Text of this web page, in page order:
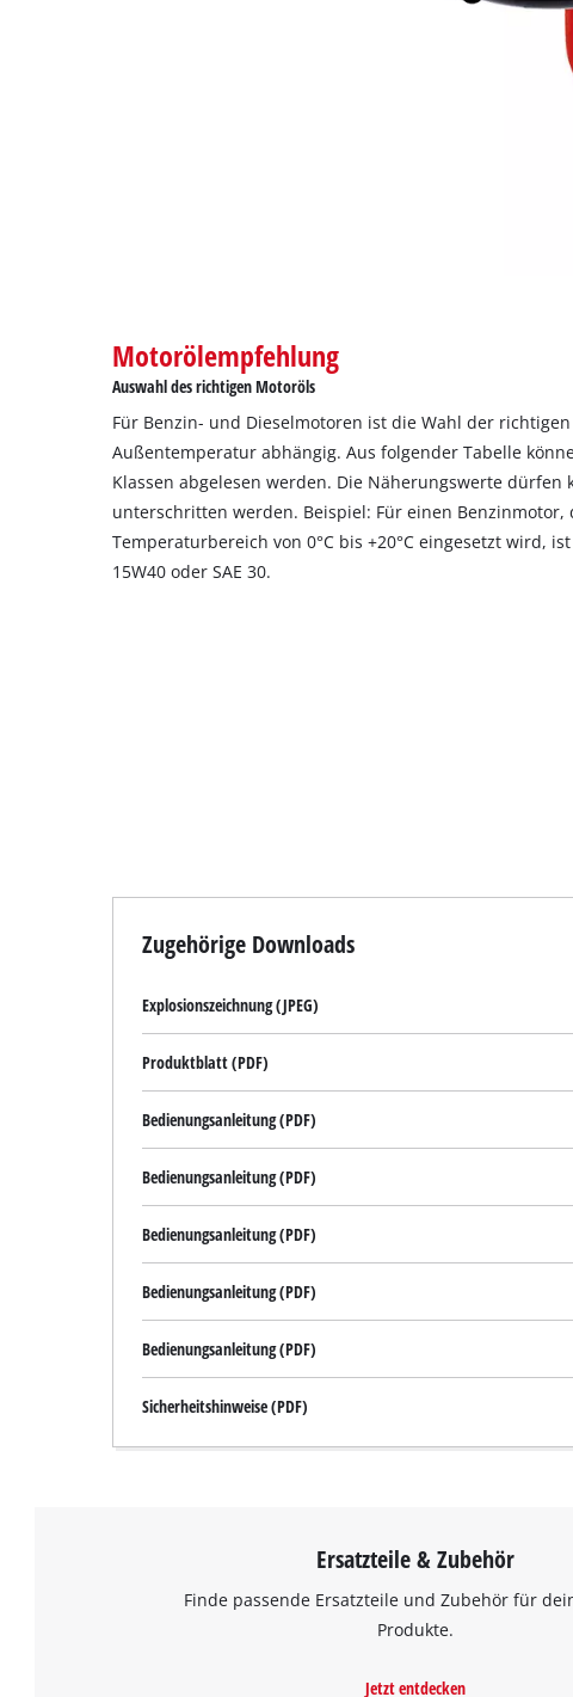
Motorölempfehlung
Auswahl des richtigen Motoröls
Für Benzin- und Dieselmotoren ist die Wahl der richtigen
Außentemperatur abhängig. Aus folgender Tabelle
Klassen abgelesen werden. Die Näherungswerte
unterschritten werden. Beispiel: Für einen Benzinmotor,
Temperaturbereich von 0°C bis +20°C eingesetzt wird,
15W40 oder SAE 30.
Zugehörige Downloads
Explosionszeichnung (JPEG)
Produktblatt (PDF)
Bedienungsanleitung (PDF)
Bedienungsanleitung (PDF)
Bedienungsanleitung (PDF)
Bedienungsanleitung (PDF)
Bedienungsanleitung (PDF)
Sicherheitshinweise (PDF)
Ersatzteile & Zubehör
Finde passende Ersatzteile und Zubehör für
Produkte.
Jetzt entdecken